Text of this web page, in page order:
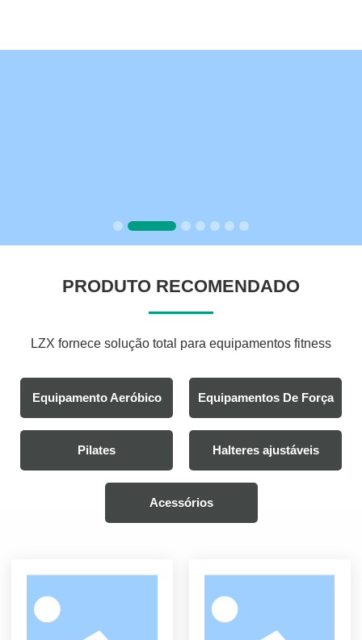
PRODUTO RECOMENDADO
LZX fornece solução total para equipamentos fitness
Equipamento Aeróbico Equipamentos De Força
Pilates Halteres ajustáveis
Acessórios